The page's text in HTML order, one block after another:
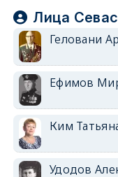
Лица
Геловани
Ефимов
Ким
Удодов